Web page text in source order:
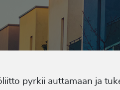
pyrkii auttamaan ja